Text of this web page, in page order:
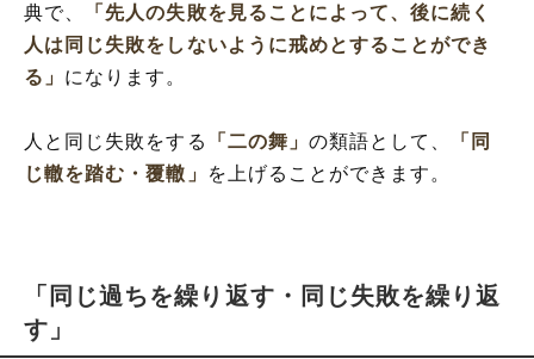
典で、
「先人の失敗を見ることによって、後に続く
人は同じ失敗をしないように戒めとすることができ
る」 になります。
人と同じ失敗をする 「二の舞」 の類語として、
「同
じ轍を踏む・覆轍」
を上げることができます。
「同じ過ちを繰り返す・同じ失敗を繰り返
す」